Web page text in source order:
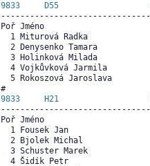
9833
D55
Poř Jméno
1 Miturová
2 Denysenko
3 Holinková
4 Vojkůvková
5 Rokoszová
9833
H21
Poř Jméno
1 Fousek
2 Bjolek
3 Schuster
4 Šidík